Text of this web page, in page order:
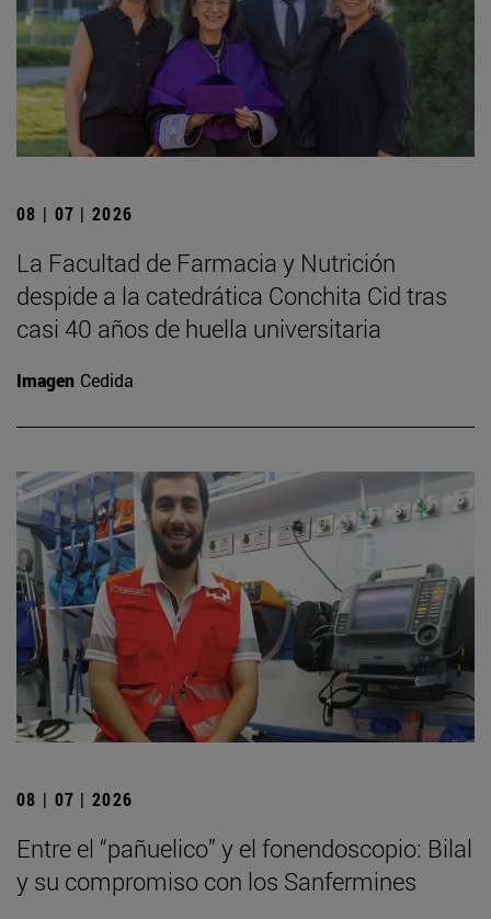
08 | 07 | 2026
La Facultad de Farmacia y Nutrición
despide a la catedrática Conchita Cid tras
casi 40 años de huella universitaria
Imagen Cedida
08 | 07 | 2026
Entre el “pañuelico” y el fonendoscopio: Bilal
y su compromiso con los Sanfermines